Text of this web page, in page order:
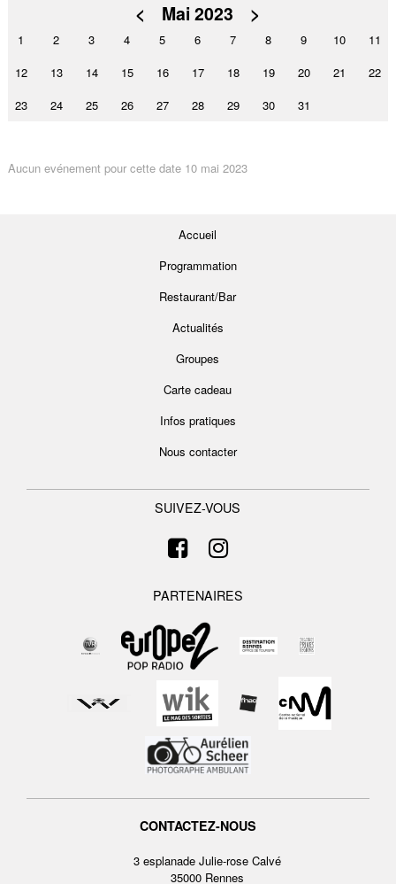
< Mai 2023 >
1 2 3 4 5 6 7 8 9 10
11
12
13 14 15 16 17 18 19 20 21
22
23
24 25 26 27 28 29 30 31
Aucun evénement pour cette date 10 mai 2023
Accueil
Programmation
Restaurant/Bar
Actualités
Groupes
Carte cadeau
Infos pratiques
Nous contacter
SUIVEZ-VOUS
PARTENAIRES
CONTACTEZ-NOUS
3 esplanade Julie-rose Calvé
35000 Rennes